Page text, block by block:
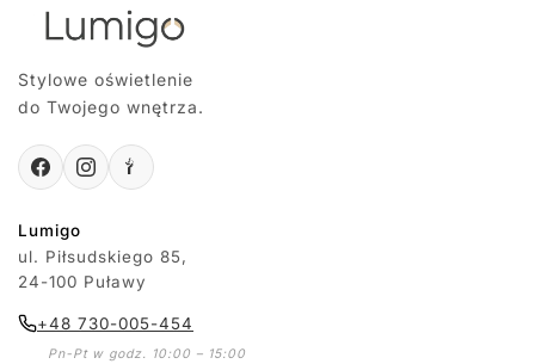
Stylowe oświetlenie
do Twojego wnętrza.
Lumigo
ul. Piłsudskiego 85,
24-100 Puławy
+48 730-005-454
Pn-Pt w godz. 10:00 – 15:00